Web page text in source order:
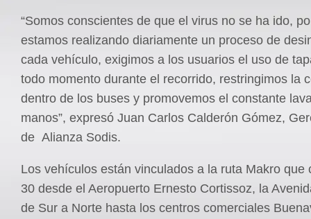
“Somos conscientes de que el virus no se ha ido,
estamos realizando diariamente un proceso de
cada vehículo, exigimos a los usuarios el uso de
todo momento durante el recorrido, restringimos la
dentro de los buses y promovemos el constante
manos”, expresó Juan Carlos Calderón Gómez,
de Alianza Sodis.
Los vehículos están vinculados a la ruta Makro que
30 desde el Aeropuerto Ernesto Cortissoz, la
de Sur a Norte hasta los centros comerciales